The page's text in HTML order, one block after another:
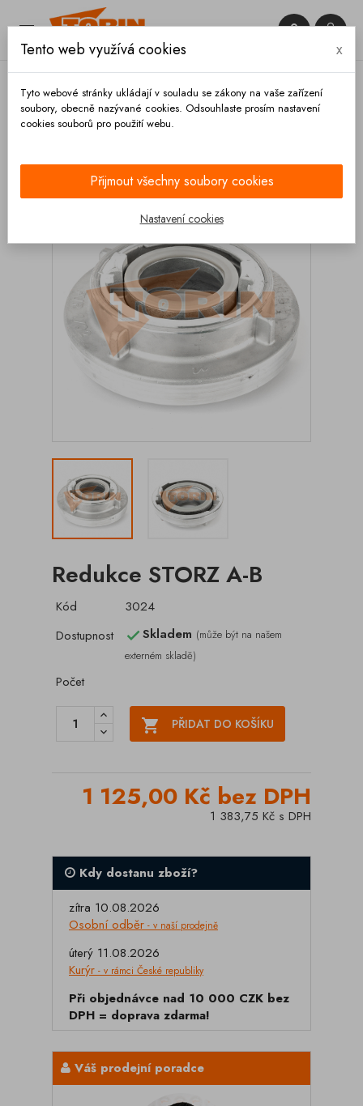
 

Redukce STORZ A-B
Kód
3024
Dostupnost
Skladem (může být na našem
externém skladě)
Počet
 PŘIDAT DO KOŠÍKU
1 125,00 Kč bez DPH
1 383,75 Kč s DPH
Kdy dostanu zboží?
zítra 10.08.2026
Osobní odběr - v naší prodejně
úterý 11.08.2026
Kurýr - v rámci České republiky
Při objednávce nad 10 000 CZK bez
DPH = doprava zdarma!
Váš prodejní poradce
Tento web využívá cookies x
Tyto webové stránky ukládají v souladu se zákony na vaše zařízení
soubory, obecně nazývané cookies. Odsouhlaste prosím nastavení
cookies souborů pro použití webu.
Přijmout všechny soubory cookies
Nastavení cookies